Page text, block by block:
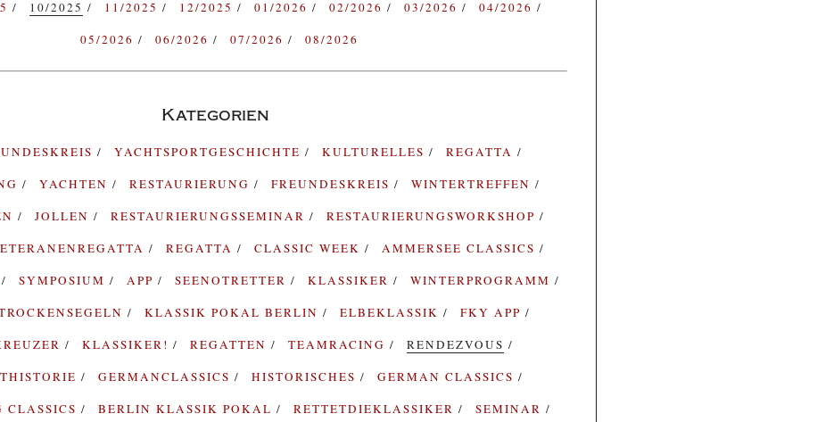
10/2025 11/2025 12/2025 01/2026 02/2026 03/2026
04/2026
05/2026
06/2026 07/2026 08/2026
Kategorien
YACHTSPORTGESCHICHTE KULTURELLES
REGATTA
YACHTEN RESTAURIERUNG FREUNDESKREIS
WINTERTREFFEN
JOLLEN RESTAURIERUNGSSEMINAR
RESTAURIERUNGSWORKSHOP
REGATTA CLASSIC WEEK
AMMERSEE CLASSICS
SYMPOSIUM APP SEENOTRETTER KLASSIKER
WINTERPROGRAMM
KLASSIK POKAL BERLIN ELBEKLASSIK
FKY APP
KLASSIKER! REGATTEN TEAMRACING
RENDEZVOUS
GERMANCLASSICS HISTORISCHES
GERMAN CLASSICS
CLASSICS
BERLIN KLASSIK POKAL RETTETDIEKLASSIKER
SEMINAR